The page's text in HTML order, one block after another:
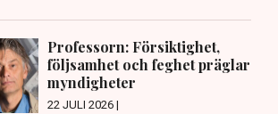
Professorn: Försiktighet,
följsamhet och feghet präglar
myndigheter
22 JULI 2026 |